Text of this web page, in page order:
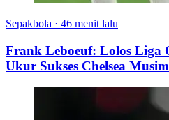
Sepakbola · 46 menit lalu
Frank Leboeuf: Lolos Liga
Ukur Sukses Chelsea